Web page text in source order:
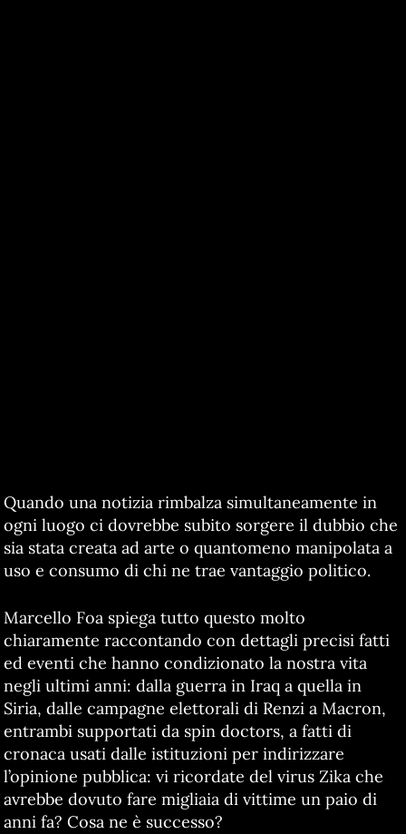
Quando una notizia rimbalza simultaneamente in
ogni luogo ci dovrebbe subito sorgere il dubbio che
sia stata creata ad arte o quantomeno manipolata a
uso e consumo di chi ne trae vantaggio politico.
Marcello Foa spiega tutto questo molto
chiaramente raccontando con dettagli precisi fatti
ed eventi che hanno condizionato la nostra vita
negli ultimi anni: dalla guerra in Iraq a quella in
Siria, dalle campagne elettorali di Renzi a Macron,
entrambi supportati da spin doctors, a fatti di
cronaca usati dalle istituzioni per indirizzare
l’opinione pubblica: vi ricordate del virus Zika che
avrebbe dovuto fare migliaia di vittime un paio di
anni fa? Cosa ne è successo?